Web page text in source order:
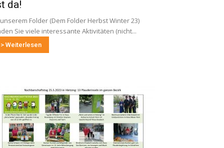
da!
Folder (Dem Folder Herbst Winter 23)
Sie viele interessante Aktivitäten (nicht...
> Weiterlesen